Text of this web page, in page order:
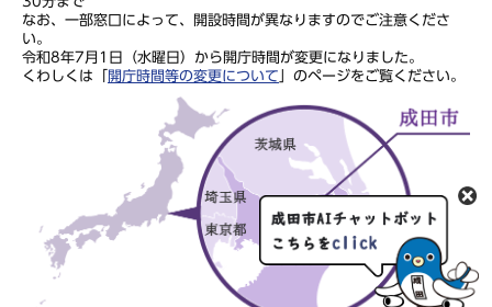
なお、一部窓口によって、開設時間が異なりますのでご注意くださ
い。
令和8年7月1日（水曜日）から開庁時間が変更になりました。
くわしくは「
開庁時間等の変更について 」のページをご覧ください。